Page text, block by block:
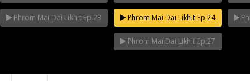
Phrom Mai Dai Likhit Ep.23 Phrom Mai Dai Likhit Ep.24
Phrom Mai Dai Likhit Ep.27